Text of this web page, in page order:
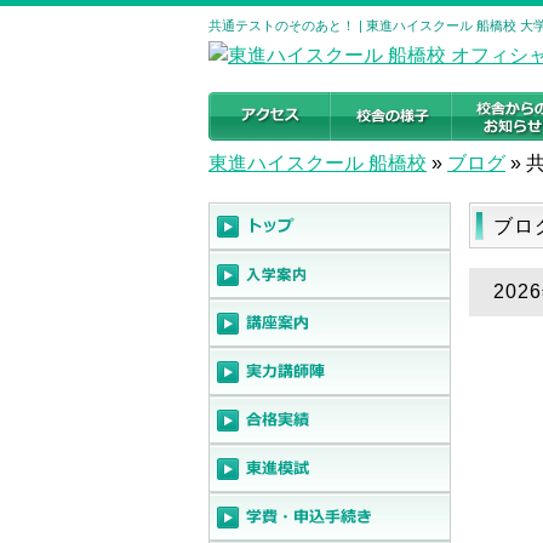
共通テストのそのあと！ | 東進ハイスクール 船橋校 大
東進ハイスクール 船橋校 » ブログ »
ブロ